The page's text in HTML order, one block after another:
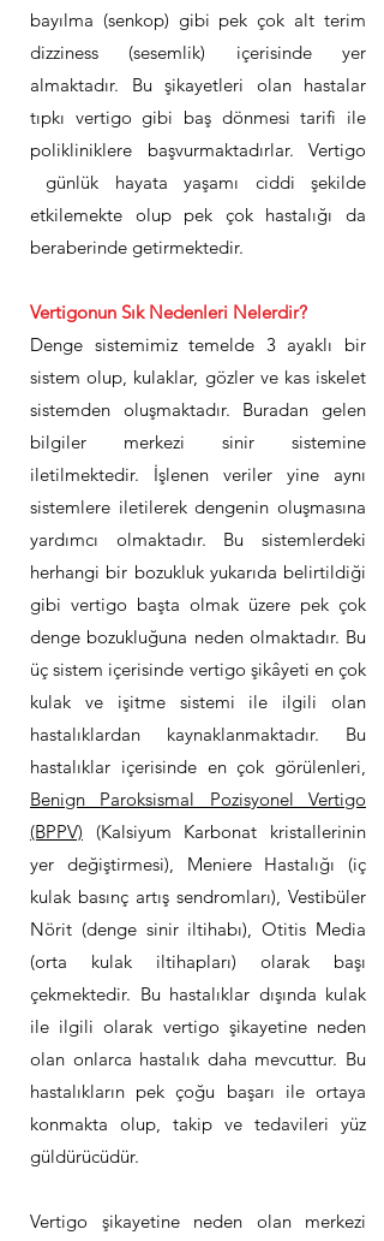
bayılma (senkop) gibi pek çok alt terim
dizziness (sesemlik) içerisinde yer
almaktadır. Bu şikayetleri olan hastalar
tıpkı vertigo gibi baş dönmesi tarifi ile
polikliniklere başvurmaktadırlar. Vertigo
günlük hayata yaşamı ciddi şekilde
etkilemekte olup pek çok hastalığı da
beraberinde getirmektedir.
Vertigonun Sık Nedenleri Nelerdir?
Denge sistemimiz temelde 3 ayaklı bir
sistem olup, kulaklar, gözler ve kas iskelet
sistemden oluşmaktadır. Buradan gelen
bilgiler merkezi sinir sistemine
iletilmektedir. İşlenen veriler yine aynı
sistemlere iletilerek dengenin oluşmasına
yardımcı olmaktadır. Bu sistemlerdeki
herhangi bir bozukluk yukarıda belirtildiği
gibi vertigo başta olmak üzere pek çok
denge bozukluğuna neden olmaktadır. Bu
üç sistem içerisinde vertigo şikâyeti en çok
kulak ve işitme sistemi ile ilgili olan
hastalıklardan kaynaklanmaktadır. Bu
hastalıklar içerisinde en çok görülenleri,
Benign Paroksismal Pozisyonel Vertigo
(BPPV) (Kalsiyum Karbonat kristallerinin
yer değiştirmesi), Meniere Hastalığı (iç
kulak basınç artış sendromları), Vestibüler
Nörit (denge sinir iltihabı), Otitis Media
(orta kulak iltihapları) olarak başı
çekmektedir. Bu hastalıklar dışında kulak
ile ilgili olarak vertigo şikayetine neden
olan onlarca hastalık daha mevcuttur. Bu
hastalıkların pek çoğu başarı ile ortaya
konmakta olup, takip ve tedavileri yüz
güldürücüdür.
Vertigo şikayetine neden olan merkezi